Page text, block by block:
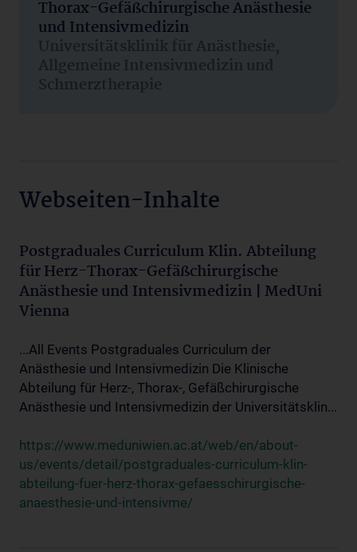
Thorax-Gefäßchirurgische Anästhesie
und Intensivmedizin
Universitätsklinik für Anästhesie,
Allgemeine Intensivmedizin und
Schmerztherapie
Webseiten-Inhalte
Postgraduales Curriculum Klin. Abteilung
für Herz-Thorax-Gefäßchirurgische
Anästhesie und Intensivmedizin | MedUni
Vienna
...All Events Postgraduales Curriculum der
Anästhesie und Intensivmedizin Die Klinische
Abteilung für Herz-, Thorax-, Gefäßchirurgische
Anästhesie und Intensivmedizin der Universitätsklin...
https://www.meduniwien.ac.at/web/en/about-
us/events/detail/postgraduales-curriculum-klin-
abteilung-fuer-herz-thorax-gefaesschirurgische-
anaesthesie-und-intensivme/